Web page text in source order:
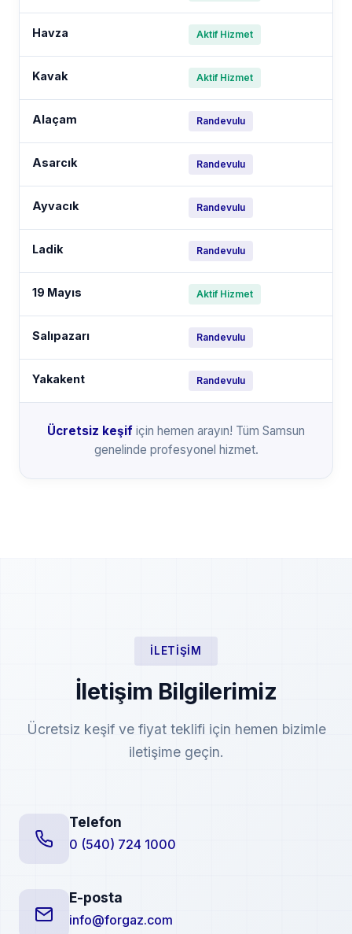
Havza Aktif Hizmet
Kavak Aktif Hizmet
Alaçam Randevulu
Asarcık Randevulu
Ayvacık Randevulu
Ladik Randevulu
19 Mayıs Aktif Hizmet
Salıpazarı Randevulu
Yakakent Randevulu
Ücretsiz keşif için hemen arayın! Tüm Samsun
genelinde profesyonel hizmet.
İLETIŞIM
İletişim Bilgilerimiz
Ücretsiz keşif ve fiyat teklifi için hemen bizimle
iletişime geçin.
Telefon
0 (540) 724 1000
E-posta
info@forgaz.com